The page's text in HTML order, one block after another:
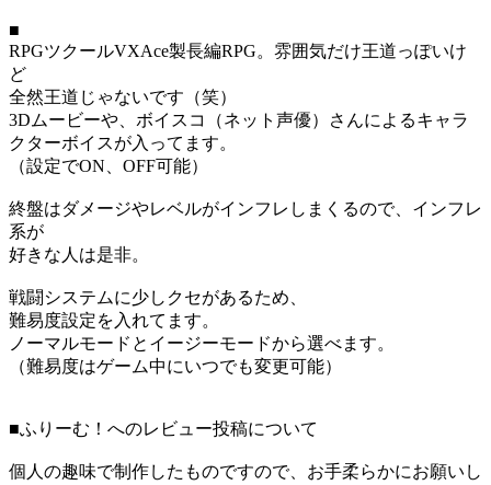
■
RPGツクールVXAce製長編RPG。雰囲気だけ王道っぽいけ
ど
全然王道じゃないです（笑）
3Dムービーや、ボイスコ（ネット声優）さんによるキャラ
クターボイスが入ってます。
（設定でON、OFF可能）
終盤はダメージやレベルがインフレしまくるので、インフレ
系が
好きな人は是非。
戦闘システムに少しクセがあるため、
難易度設定を入れてます。
ノーマルモードとイージーモードから選べます。
（難易度はゲーム中にいつでも変更可能）
■ふりーむ！へのレビュー投稿について
個人の趣味で制作したものですので、お手柔らかにお願いし